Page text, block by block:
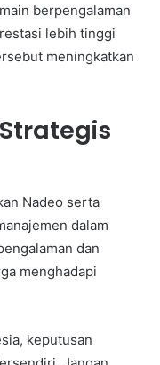
berpengalaman
lebih tinggi
meningkatkan
Nadeo serta
dalam
dan
menghadapi
keputusan